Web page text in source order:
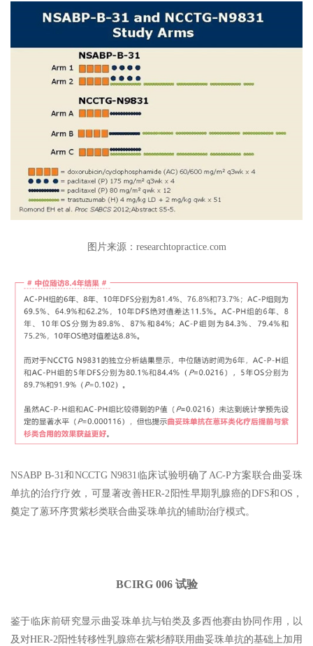
图片来源：researchtopractice.com
NSABP B-31和NCCTG N9831临床试验明确了AC-P方案联合曲妥珠
单抗的治疗疗效，可显著改善HER-2阳性早期乳腺癌的DFS和OS，
奠定了蒽环序贯紫杉类联合曲妥珠单抗的辅助治疗模式。
BCIRG 006 试验
鉴于临床前研究显示曲妥珠单抗与铂类及多西他赛由协同作用，以
及对HER-2阳性转移性乳腺癌在紫杉醇联用曲妥珠单抗的基础上加用